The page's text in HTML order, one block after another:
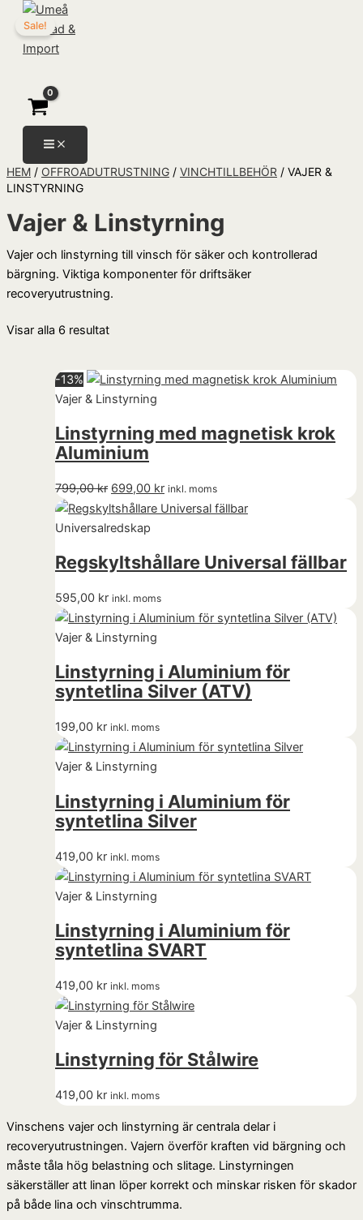
Hoppa
innehåll
Sök
HEM / OFFROADUTRUSTNING / VINCHTILLBEHÖR / VAJER &
LINSTYRNING
Vajer & Linstyrning
Vajer och linstyrning till vinsch för säker och kontrollerad
bärgning. Viktiga komponenter för driftsäker
recoveryutrustning.
Visar alla 6 resultat
-13%
Sale!
Vajer & Linstyrning
Linstyrning med magnetisk krok
Aluminium
799,00kr 699,00 kr inkl. moms
Universalredskap
Regskyltshållare Universal fällbar
595,00 kr inkl. moms
Vajer & Linstyrning
Linstyrning i Aluminium för
syntetlina Silver (ATV)
199,00 kr inkl. moms
Vajer & Linstyrning
Linstyrning i Aluminium för
syntetlina Silver
419,00 kr inkl. moms
Vajer & Linstyrning
Linstyrning i Aluminium för
syntetlina SVART
419,00 kr inkl. moms
Vajer & Linstyrning
Linstyrning för Stålwire
419,00 kr inkl. moms
Vinschens vajer och linstyrning är centrala delar i
recoveryutrustningen. Vajern överför kraften vid bärgning och
måste tåla hög belastning och slitage. Linstyrningen
säkerställer att linan löper korrekt och minskar risken för skador
på både lina och vinschtrumma.